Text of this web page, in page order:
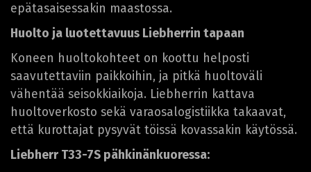
epätasaisessakin maastossa.
Huolto ja luotettavuus Liebherrin tapaan
Koneen huoltokohteet on koottu helposti
saavutettaviin paikkoihin, ja pitkä huoltoväli
vähentää seisokkiaikoja. Liebherrin kattava
huoltoverkosto sekä varaosalogistiikka takaavat,
että kurottajat pysyvät töissä kovassakin käytössä.
Liebherr T33-7S pähkinänkuoressa: